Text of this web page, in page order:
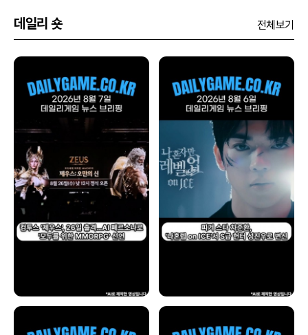
데일리 숏 전체보기